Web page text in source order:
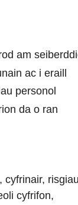
am
ac i eraill
personol
da o ran
cyfrinair,
cyfrifon,